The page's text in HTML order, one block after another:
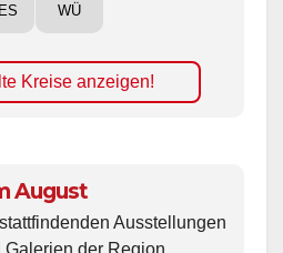
WÜ
Kreise anzeigen!
August
Ausstellungen
der Region.